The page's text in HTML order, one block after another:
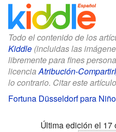
Todo el contenido de los
Kiddle (incluidas las
libremente para fines
licencia Atribución-
lo contrario. Citar este
Fortuna Düsseldorf para
Última edición el 17